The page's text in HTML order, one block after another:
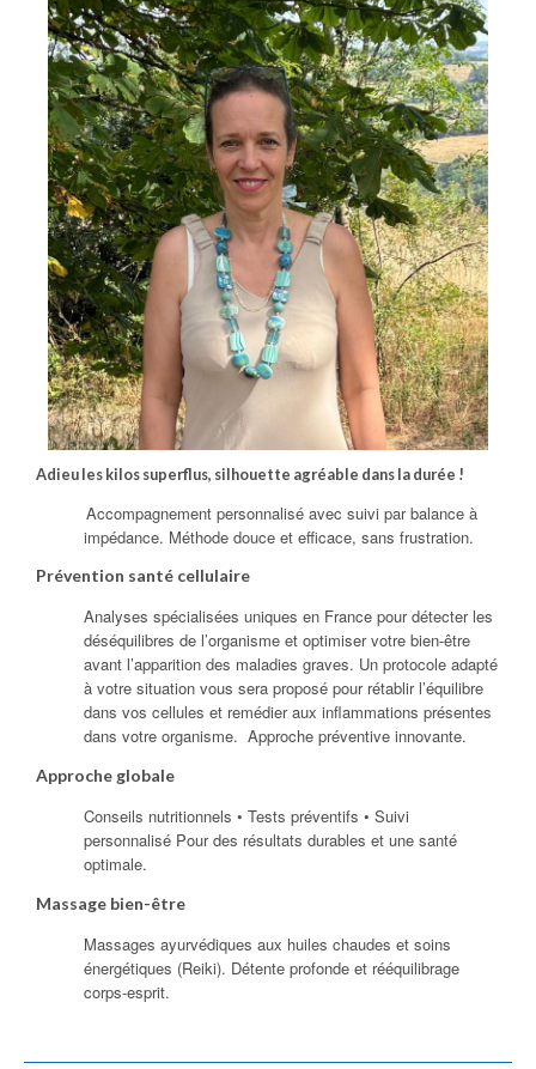
Adieu les kilos superflus, silhouette agréable dans la durée !
Accompagnement personnalisé avec suivi par balance à
impédance. Méthode douce et efficace, sans frustration.
Prévention santé cellulaire
Analyses spécialisées uniques en France pour détecter les
déséquilibres de l’organisme et optimiser votre bien-être
avant l’apparition des maladies graves. Un protocole adapté
à votre situation vous sera proposé pour rétablir l’équilibre
dans vos cellules et remédier aux inflammations présentes
dans votre organisme. Approche préventive innovante.
Approche globale
Conseils nutritionnels • Tests préventifs • Suivi
personnalisé Pour des résultats durables et une santé
optimale.
Massage bien-être
Massages ayurvédiques aux huiles chaudes et soins
énergétiques (Reiki). Détente profonde et rééquilibrage
corps-esprit.